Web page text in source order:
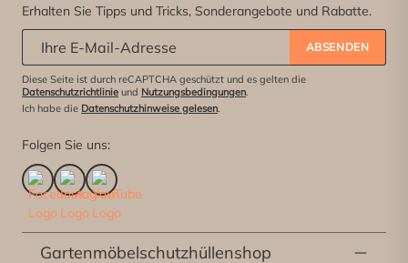
Erhalten Sie Tipps und Tricks, Sonderangebote und Rabatte.
ABSENDEN
Diese Seite ist durch reCAPTCHA geschützt und es gelten die
Datenschutzrichtlinie und Nutzungsbedingungen.
Ich habe die Datenschutzhinweise gelesen.
Folgen Sie uns:
Gartenmöbelschutzhüllenshop